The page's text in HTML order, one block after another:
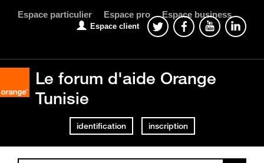
Espace particulier Espace pro Espace business
Espace client
Le forum d'aide Orange
Tunisie
identification inscription